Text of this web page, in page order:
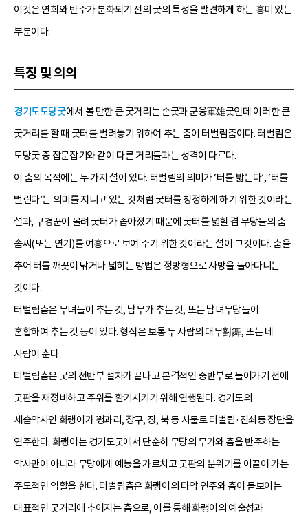
이것은 연희와 반주가 분화되기 전의 굿의 특성을 발견하게 하는 흥미 있는
부분이다.
특징 및 의의
경기도도당굿에서 볼 만한 큰 굿거리는 손굿과 군웅軍雄굿인데 이러한 큰
굿거리를 할 때 굿터를 벌려놓기 위하여 추는 춤이 터벌림춤이다. 터벌림은
도당굿 중 잡문잡기와 같이 다른 거리들과는 성격이 다르다.
이 춤의 목적에는 두 가지 설이 있다. 터벌림의 의미가 ‘터를 밟는다’, ‘터를
벌린다’는 의미를 지니고 있는 것처럼 굿터를 청정하게 하기 위한 것이라는
설과, 구경꾼이 몰려 굿터가 좁아졌기 때문에 굿터를 넓힐 겸 무당들의 춤
솜씨(또는 연기)를 여흥으로 보여 주기 위한 것이라는 설이 그것이다. 춤을
추어 터를 깨끗이 닦거나 넓히는 방법은 정방형으로 사방을 돌아다니는
것이다.
터벌림춤은 무녀들이 추는 것, 남무가 추는 것, 또는 남녀무당들이
혼합하여 추는 것 등이 있다. 형식은 보통 두 사람의 대무對舞, 또는 네
사람이 춘다.
터벌림춤은 굿의 전반부 절차가 끝나고 본격적인 중반부로 들어가기 전에
굿판을 재정비하고 주위를 환기시키기 위해 연행된다. 경기도의
세습악사인 화랭이가 꽹과리, 장구, 징, 북 등 사물로 터벌림·진쇠등 장단을
연주한다. 화랭이는 경기도굿에서 단순히 무당의 무가와 춤을 반주하는
악사만이 아니라 무당에게 예능을 가르치고 굿판의 분위기를 이끌어 가는
주도적인 역할을 한다. 터벌림춤은 화랭이의 타악 연주와 춤이 돋보이는
대표적인 굿거리에 추어지는 춤으로, 이를 통해 화랭이의 예술성과